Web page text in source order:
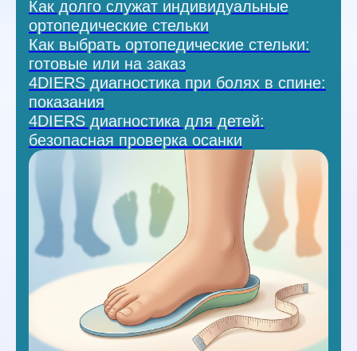
Как долго служат индивидуальные
ортопедические стельки
Как выбрать ортопедические стельки:
готовые или на заказ
4DIERS диагностика при болях в спине:
показания
4DIERS диагностика для детей:
безопасная проверка осанки